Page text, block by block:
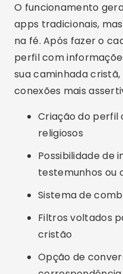
O funcionamento
apps tradicionais,
na fé. Após fazer o
perfil com
sua caminhada
conexões mais
Criação do perfil
religiosos
Possibilidade de
testemunhos ou
Sistema de
Filtros voltados
cristão
Opção de